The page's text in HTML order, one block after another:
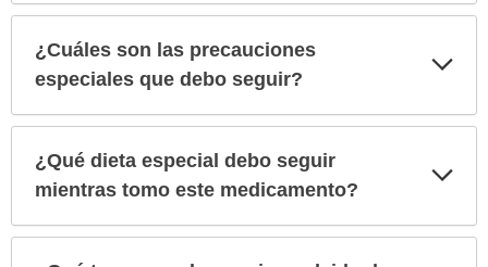
¿Cuáles son las precauciones
especiales que debo seguir?
¿Qué dieta especial debo seguir
mientras tomo este medicamento?